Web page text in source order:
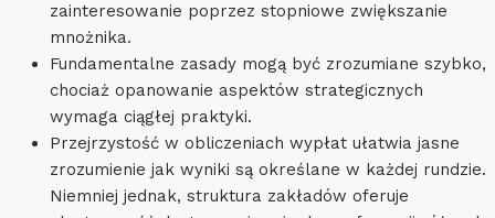
zainteresowanie poprzez stopniowe zwiększanie
mnożnika.
Fundamentalne zasady mogą być zrozumiane szybko,
chociaż opanowanie aspektów strategicznych
wymaga ciągłej praktyki.
Przejrzystość w obliczeniach wypłat ułatwia jasne
zrozumienie jak wyniki są określane w każdej rundzie.
Niemniej jednak, struktura zakładów oferuje